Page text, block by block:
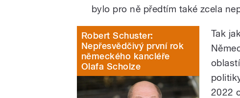
bylo pro ně předtím také zcela
Robert Schuster:
Nepřesvědčivý první rok
německého kancléře
Olafa Scholze
Tak
2022